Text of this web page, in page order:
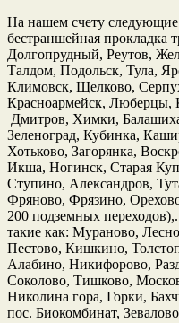
На нашем счету следующие
бестраншейная прокладка
Долгопрудный, Реутов,
Талдом, Подольск, Тула,
Климовск, Щелково,
Красноармейск, Люберцы,
Дмитров, Химки,
Зеленоград, Кубинка,
Хотьково, Загорянка,
Икша, Ногинск, Старая
Ступино, Александров,
Фряново, Фрязино,
200 подземных
такие как: Мураново,
Пестово, Кишкино,
Алабино, Никифорово,
Соколово, Тишково,
Николина гора, Горки,
пос. Биокомбинат,